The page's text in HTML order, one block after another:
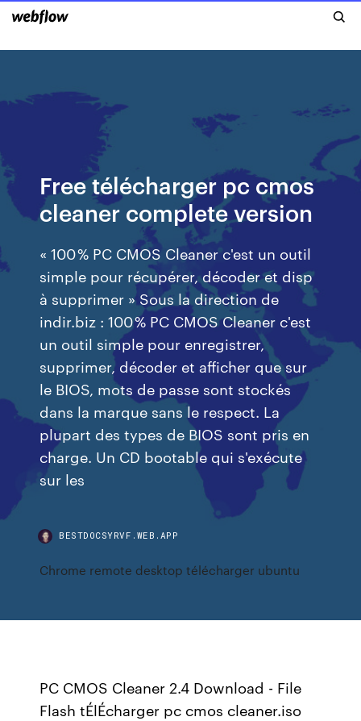
Free télécharger pc cmos
cleaner complete version
« 100 % PC CMOS Cleaner c'est un outil
simple pour récupérer, décoder et disp
à supprimer » Sous la direction de
indir.biz : 100 % PC CMOS Cleaner c'est
un outil simple pour enregistrer,
supprimer, décoder et afficher que sur
le BIOS, mots de passe sont stockés
dans la marque sans le respect. La
plupart des types de BIOS sont pris en
charge. Un CD bootable qui s'exécute
sur les
BESTDOCSYRVF.WEB.APP
Chrome remote desktop télécharger ubuntu
PC CMOS Cleaner 2.4 Download - File
Flash tÉlÉcharger pc cmos cleaner.iso